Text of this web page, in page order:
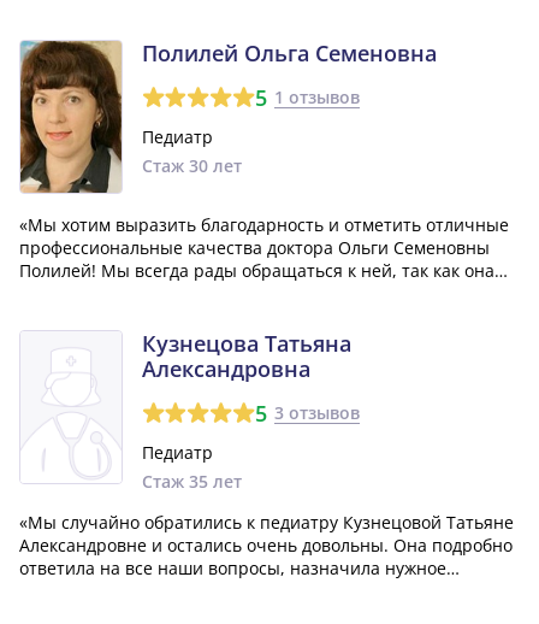
Полилей Ольга Семеновна
5 1 отзывов
Педиатр
Стаж 30 лет
«Мы хотим выразить благодарность и отметить отличные
профессиональные качества доктора Ольги Семеновны
Полилей! Мы всегда рады обращаться к ней, так как она
внимательный педиатр!»Кузнецова Татьяна
Александровна
5 3 отзывов
Педиатр
Стаж 35 лет
«Мы случайно обратились к педиатру Кузнецовой Татьяне
Александровне и остались очень довольны. Она подробно
ответила на все наши вопросы, назначила нужное